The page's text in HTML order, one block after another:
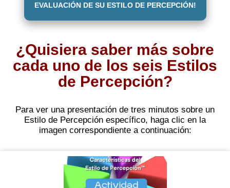
EVALUACIÓN DE SU ESTILO DE PERCEPCIÓN!
¿Quisiera saber más sobre
cada uno de los seis Estilos
de Percepción?
Para ver una presentación de tres minutos sobre un
Estilo de Percepción específico, haga clic en la
imagen correspondiente a continuación: